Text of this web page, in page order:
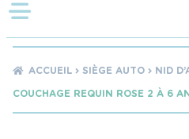
ACCUEIL SIÈGE AUTO NID
COUCHAGE REQUIN ROSE 2 À 6